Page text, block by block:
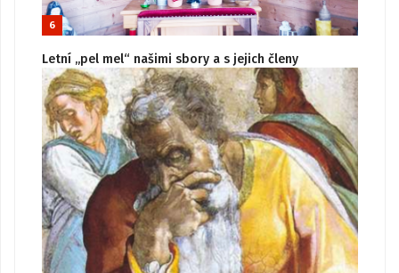
6
Letní „pel mel“ našimi sbory a s jejich členy